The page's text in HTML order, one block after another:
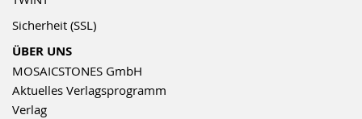
Sicherheit (SSL)
ÜBER UNS
MOSAICSTONES GmbH
Aktuelles Verlagsprogramm
Verlag